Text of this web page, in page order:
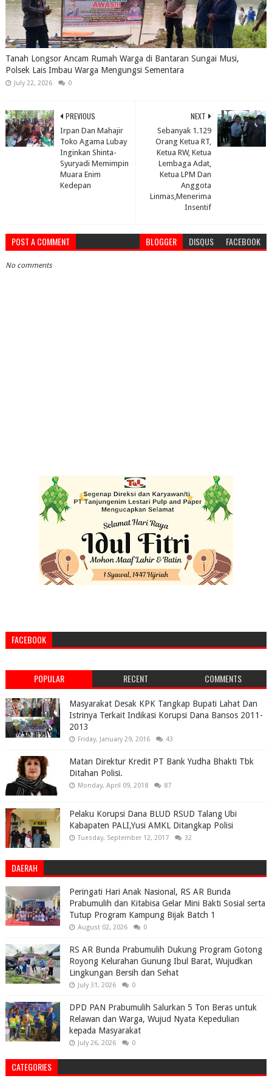
Tanah Longsor Ancam Rumah Warga di Bantaran Sungai Musi,
Polsek Lais Imbau Warga Mengungsi Sementara
July 22, 2026 0
NEXT
Sebanyak 1.129
Orang Ketua RT,
Ketua RW, Ketua
Lembaga Adat,
Ketua LPM Dan
Anggota
Linmas,Menerima
Insentif
PREVIOUS
Irpan Dan Mahajir
Toko Agama Lubay
Inginkan Shinta-
Syuryadi Memimpin
Muara Enim
Kedepan
POST A COMMENT BLOGGER DISQUS FACEBOOK
No comments
FACEBOOK
POPULAR RECENT COMMENTS
Masyarakat Desak KPK Tangkap Bupati Lahat Dan
Istrinya Terkait Indikasi Korupsi Dana Bansos 2011-
2013
Friday, January 29, 2016 43
Matan Direktur Kredit PT Bank Yudha Bhakti Tbk
Ditahan Polisi.
Monday, April 09, 2018 87
Pelaku Korupsi Dana BLUD RSUD Talang Ubi
Kabapaten PALI,Yusi AMKL Ditangkap Polisi
Tuesday, September 12, 2017 32
DAERAH
Peringati Hari Anak Nasional, RS AR Bunda
Prabumulih dan Kitabisa Gelar Mini Bakti Sosial serta
Tutup Program Kampung Bijak Batch 1
August 02, 2026 0
RS AR Bunda Prabumulih Dukung Program Gotong
Royong Kelurahan Gunung Ibul Barat, Wujudkan
Lingkungan Bersih dan Sehat
July 31, 2026 0
DPD PAN Prabumulih Salurkan 5 Ton Beras untuk
Relawan dan Warga, Wujud Nyata Kepedulian
kepada Masyarakat
July 26, 2026 0
CATEGORIES